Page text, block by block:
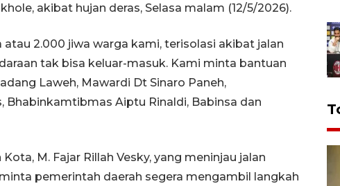
akibat hujan deras, Selasa malam (12/5/2026).
atau 2.000 jiwa warga kami, terisolasi akibat jalan
tak bisa keluar-masuk. Kami minta bantuan
Laweh, Mawardi Dt Sinaro Paneh,
Bhabinkamtibmas Aiptu Rinaldi, Babinsa dan
M. Fajar Rillah Vesky, yang meninjau jalan
pemerintah daerah segera mengambil langkah